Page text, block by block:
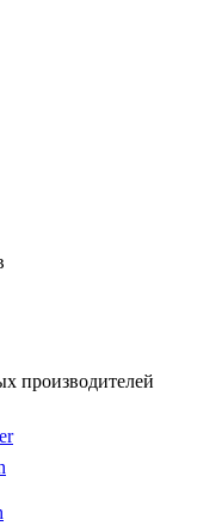
производителей